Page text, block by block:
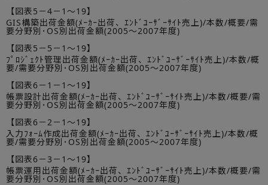
【図表5－4－1～19】
GIS構築出荷金額(ﾒｰｶｰ出荷、ｴﾝﾄﾞﾕｰｻﾞｰｻｲﾄ売上)/本数/概要/需
要分野別･OS別出荷金額(2005～2007年度)
【図表5－5－1～19】
ﾌﾟﾛｼﾞｪｸﾄ管理出荷金額(ﾒｰｶｰ出荷、ｴﾝﾄﾞﾕｰｻﾞｰｻｲﾄ売上)/本数/概
要/需要分野別･OS別出荷金額(2005～2007年度)
【図表6－1－1～19】
帳票設計出荷金額(ﾒｰｶｰ出荷、ｴﾝﾄﾞﾕｰｻﾞｰｻｲﾄ売上)/本数/概要/需
要分野別･OS別出荷金額(2005～2007年度)
【図表6－2－1～19】
入力ﾌｫｰﾑ作成出荷金額(ﾒｰｶｰ出荷、ｴﾝﾄﾞﾕｰｻﾞｰｻｲﾄ売上)/本数/概
要/需要分野別･OS別出荷金額(2005～2007年度)
【図表6－3－1～19】
帳票運用出荷金額(ﾒｰｶｰ出荷、ｴﾝﾄﾞﾕｰｻﾞｰｻｲﾄ売上)/本数/概要/需
要分野別･OS別出荷金額(2005～2007年度)